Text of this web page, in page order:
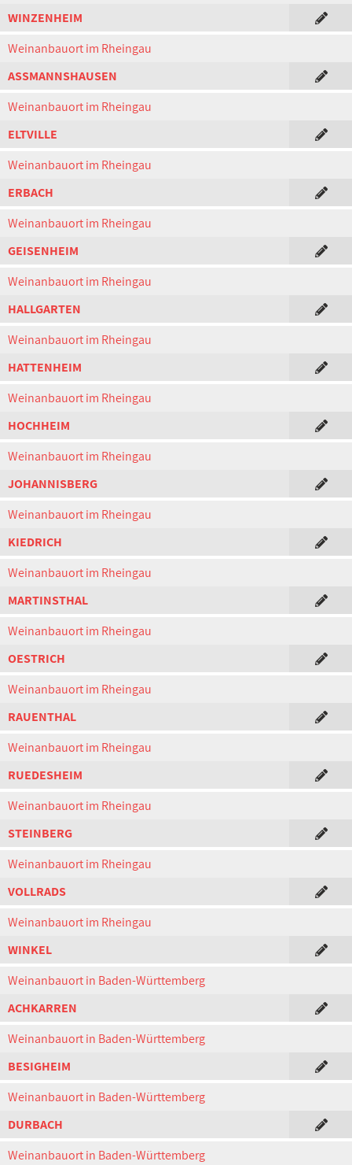
WINZENHEIM
Weinanbauort im Rheingau
ASSMANNSHAUSEN
Weinanbauort im Rheingau
ELTVILLE
Weinanbauort im Rheingau
ERBACH
Weinanbauort im Rheingau
GEISENHEIM
Weinanbauort im Rheingau
HALLGARTEN
Weinanbauort im Rheingau
HATTENHEIM
Weinanbauort im Rheingau
HOCHHEIM
Weinanbauort im Rheingau
JOHANNISBERG
Weinanbauort im Rheingau
KIEDRICH
Weinanbauort im Rheingau
MARTINSTHAL
Weinanbauort im Rheingau
OESTRICH
Weinanbauort im Rheingau
RAUENTHAL
Weinanbauort im Rheingau
RUEDESHEIM
Weinanbauort im Rheingau
STEINBERG
Weinanbauort im Rheingau
VOLLRADS
Weinanbauort im Rheingau
WINKEL
Weinanbauort in Baden-Württemberg
ACHKARREN
Weinanbauort in Baden-Württemberg
BESIGHEIM
Weinanbauort in Baden-Württemberg
DURBACH
Weinanbauort in Baden-Württemberg